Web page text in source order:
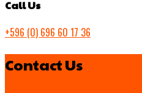
Call Us
+596 (0) 696 60 17 36
Contact Us